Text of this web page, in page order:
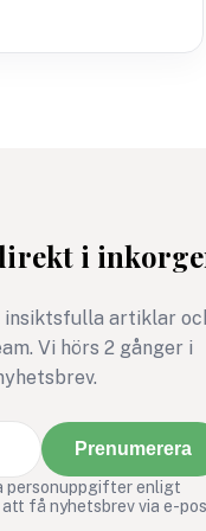
i
insiktsfulla artiklar
Vi hörs 2 gånger i
Prenumerera
personuppgifter enligt
få nyhetsbrev via e-